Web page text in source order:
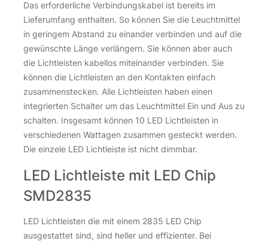
Das erforderliche Verbindungskabel ist bereits im
Lieferumfang enthalten. So können Sie die Leuchtmittel
in geringem Abstand zu einander verbinden und auf die
gewünschte Länge verlängern. Sie können aber auch
die Lichtleisten kabellos miteinander verbinden. Sie
können die Lichtleisten an den Kontakten einfach
zusammenstecken. Alle Lichtleisten haben einen
integrierten Schalter um das Leuchtmittel Ein und Aus zu
schalten. Insgesamt können 10 LED Lichtleisten in
verschiedenen Wattagen zusammen gesteckt werden.
Die einzele LED Lichtleiste ist nicht dimmbar.
LED Lichtleiste mit LED Chip
SMD2835
LED Lichtleisten die mit einem 2835 LED Chip
ausgestattet sind, sind heller und effizienter. Bei